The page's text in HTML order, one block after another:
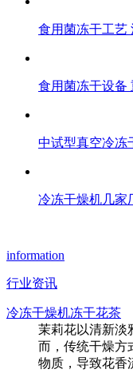
食用菌冻干工艺
食用菌冻干设备
中试型真空冷冻
冷冻干燥机几家
information
行业资讯
冷冻干燥机冻干花茶
茉莉花以清新淡
而，传统干燥方
物质，导致花香